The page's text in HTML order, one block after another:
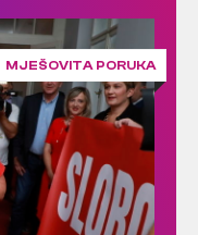
MJEŠOVITA PORUKA